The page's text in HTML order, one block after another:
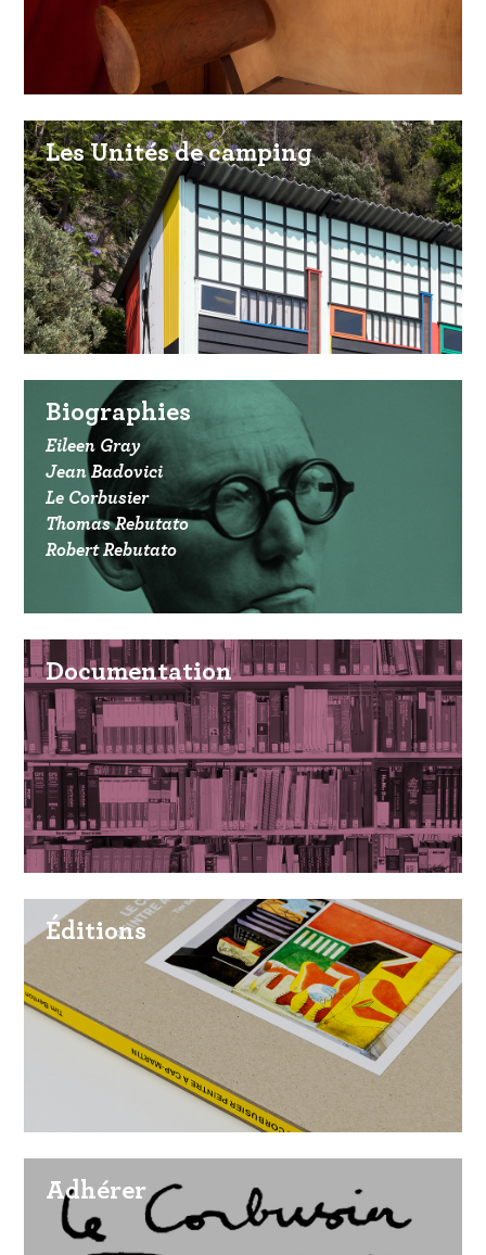
Les Unités de camping
Biographies
Eileen Gray
Jean Badovici
Le Corbusier
Thomas Rebutato
Robert Rebutato
Documentation
Éditions
Adhérer